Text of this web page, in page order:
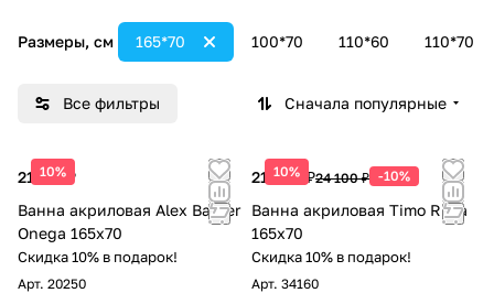
Размеры, см 100*70 110*60 110*70
165*70
Все фильтры Сначала популярные
10%
21 175 ₽
Ванна акриловая Alex Baitler
Onega 165x70
Скидка 10% в подарок!
Арт. 20250
10%
21 690 ₽24 100 ₽ -10%
Ванна акриловая Timo Ritta
165х70
Скидка 10% в подарок!
Арт. 34160